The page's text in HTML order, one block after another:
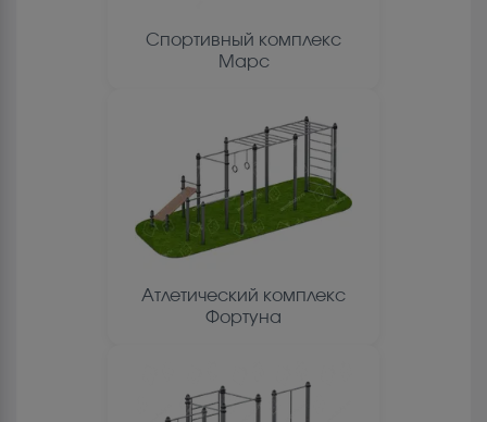
Спортивный комплекс
Марс
Атлетический комплекс
Фортуна